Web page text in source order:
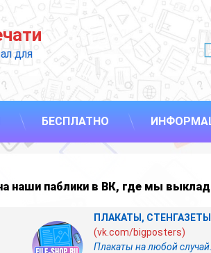
для
БЕСПЛАТНО
наши паблики в ВК, где мы
ПЛАКАТЫ,
(vk.com/bigposters)
Плакаты на любой случай.